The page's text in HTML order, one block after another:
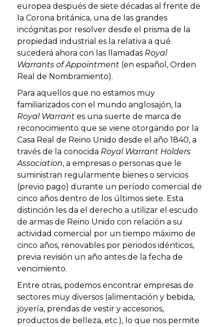
europea después de siete décadas al frente de
la Corona británica, una de las grandes
incógnitas por resolver desde el prisma de la
propiedad industrial es la relativa a qué
sucederá ahora con las llamadas Royal
Warrants of Appointment (en español, Orden
Real de Nombramiento).
Para aquellos que no estamos muy
familiarizados con el mundo anglosajón, la
Royal Warrant es una suerte de marca de
reconocimiento que se viene otorgando por la
Casa Real de Reino Unido desde el año 1840, a
través de la conocida Royal Warrant Holders
Association, a empresas o personas que le
suministran regularmente bienes o servicios
(previo pago) durante un período comercial de
cinco años dentro de los últimos siete. Esta
distinción les da el derecho a utilizar el escudo
de armas de Reino Unido con relación a su
actividad comercial por un tiempo máximo de
cinco años, renovables por periodos idénticos,
previa revisión un año antes de la fecha de
vencimiento.
Entre otras, podemos encontrar empresas de
sectores muy diversos (alimentación y bebida,
joyería, prendas de vestir y accesorios,
productos de belleza, etc.), lo que nos permite